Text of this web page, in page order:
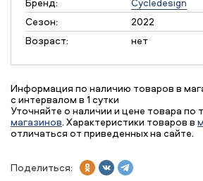
Сезон:
2022
Возраст:
нет
Информация по наличию товаров в
с интервалом в 1 сутки
Уточняйте о наличии и цене товара по
магазинов. Характеристики товаров в
отличаться от приведенных на сайте.
Поделиться: